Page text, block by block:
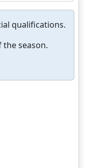
qualifications.
season.